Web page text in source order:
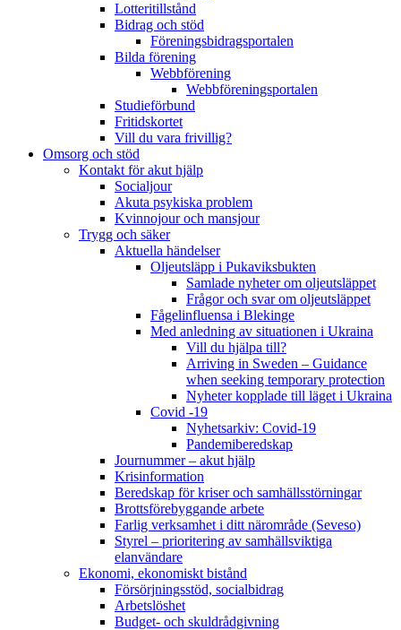
Lotteritillstånd
Bidrag och stöd
Föreningsbidragsportalen
Bilda förening
Webbförening
Webbföreningsportalen
Studieförbund
Fritidskortet
Vill du vara frivillig?
Omsorg och stöd
Kontakt för akut hjälp
Socialjour
Akuta psykiska problem
Kvinnojour och mansjour
Trygg och säker
Aktuella händelser
Oljeutsläpp i Pukaviksbukten
Samlade nyheter om oljeutsläppet
Frågor och svar om oljeutsläppet
Fågelinfluensa i Blekinge
Med anledning av situationen i Ukraina
Vill du hjälpa till?
Arriving in Sweden – Guidance
when seeking temporary protection
Nyheter kopplade till läget i Ukraina
Covid -19
Nyhetsarkiv: Covid-19
Pandemiberedskap
Journummer – akut hjälp
Krisinformation
Beredskap för kriser och samhällsstörningar
Brottsförebyggande arbete
Farlig verksamhet i ditt närområde (Seveso)
Styrel – prioritering av samhällsviktiga
elanvändare
Ekonomi, ekonomiskt bistånd
Försörjningsstöd, socialbidrag
Arbetslöshet
Budget- och skuldrådgivning